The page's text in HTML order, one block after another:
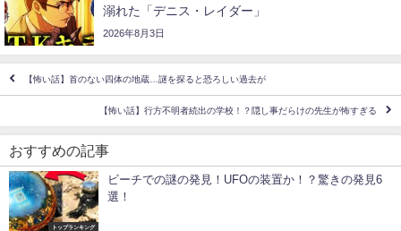
溺れた「デニス・レイダー」
2026年8月3日
【怖い話】首のない四体の地蔵…謎を探ると恐ろしい過去が
【怖い話】行方不明者続出の学校！？隠し事だらけの先生が怖すぎる
おすすめの記事
トップランキング
ビーチでの謎の発見！UFOの装置か！？驚きの発見6
選！